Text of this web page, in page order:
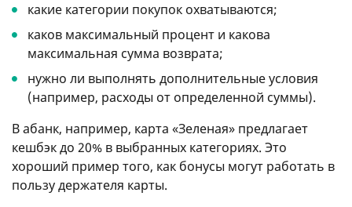
какие категории покупок охватываются;
каков максимальный процент и какова
максимальная сумма возврата;
нужно ли выполнять дополнительные условия
(например, расходы от определенной суммы).
В абанк, например, карта «Зеленая» предлагает
кешбэк до 20% в выбранных категориях. Это
хороший пример того, как бонусы могут работать в
пользу держателя карты.